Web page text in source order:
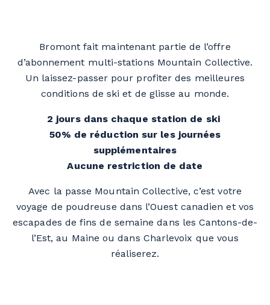
Bromont fait maintenant partie de l’offre
d’abonnement multi-stations Mountain Collective.
Un laissez-passer pour profiter des meilleures
conditions de ski et de glisse au monde.
2 jours dans chaque station de ski
50% de réduction sur les journées
supplémentaires
Aucune restriction de date
Avec la passe Mountain Collective, c’est votre
voyage de poudreuse dans l’Ouest canadien et vos
escapades de fins de semaine dans les Cantons-de-
l’Est, au Maine ou dans Charlevoix que vous
réaliserez.